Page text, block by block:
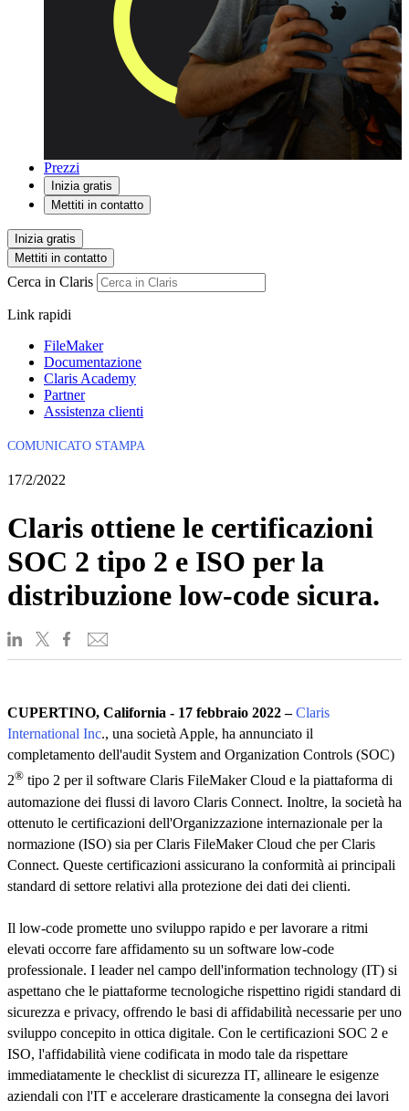
Prezzi
Inizia gratis
Mettiti in contatto
Inizia gratis
Mettiti in contatto
Cerca in Claris
Link rapidi
FileMaker
Documentazione
Claris Academy
Partner
Assistenza clienti
COMUNICATO STAMPA
17/2/2022
Claris ottiene le certificazioni
SOC 2 tipo 2 e ISO per la
distribuzione low-code sicura.
CUPERTINO, California - 17 febbraio 2022 –Claris
International Inc., una società Apple, ha annunciato il
completamento dell'audit System and Organization Controls (SOC)
2® tipo 2 per il software Claris FileMaker Cloud e la piattaforma di
automazione dei flussi di lavoro Claris Connect. Inoltre, la società ha
ottenuto le certificazioni dell'Organizzazione internazionale per la
normazione (ISO) sia per Claris FileMaker Cloud che per Claris
Connect. Queste certificazioni assicurano la conformità ai principali
standard di settore relativi alla protezione dei dati dei clienti.
Il low-code promette uno sviluppo rapido e per lavorare a ritmi
elevati occorre fare affidamento su un software low-code
professionale. I leader nel campo dell'information technology (IT) si
aspettano che le piattaforme tecnologiche rispettino rigidi standard di
sicurezza e privacy, offrendo le basi di affidabilità necessarie per uno
sviluppo concepito in ottica digitale. Con le certificazioni SOC 2 e
ISO, l'affidabilità viene codificata in modo tale da rispettare
immediatamente le checklist di sicurezza IT, allineare le esigenze
aziendali con l'IT e accelerare drasticamente la consegna dei lavori